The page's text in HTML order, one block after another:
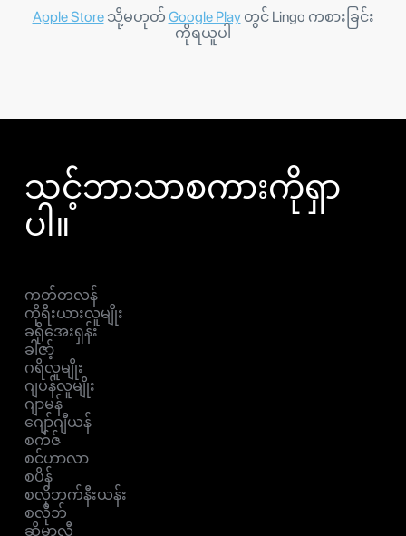
Apple Storeသို့မဟုတ် Google Playတွင် Lingo ကစားခြင်း
ကိုရယူပါ
သင့်ဘာသာစကားကိုရှာ
ပါ။
ကတ်တလန်
ကိုရီးယားလူမျိုး
ခရိုအေးရှန်း
ခါဇာ့်
ဂရိလူမျိုး
ဂျပန်လူမျိုး
ဂျာမန်
ဂျော်ဂျီယန်
စက်ဇ်
စင်ဟာလာ
စပိန်
စလိုဘက်နီးယန်း
စလိုဘ်
ဆိုမာလီ